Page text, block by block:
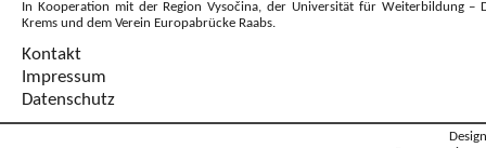
In Kooperation mit der Region Vysočina, der Universität für Weiterbildung –
Krems und dem Verein Europabrücke Raabs.
Kontakt
Impressum
Datenschutz